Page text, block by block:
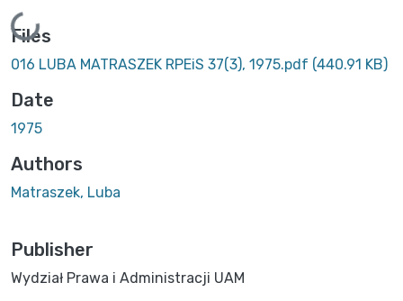
Loading...
Files
016 LUBA MATRASZEK RPEiS 37(3), 1975.pdf (440.91 KB)
Date
1975
Authors
Matraszek, Luba
Publisher
Wydział Prawa i Administracji UAM